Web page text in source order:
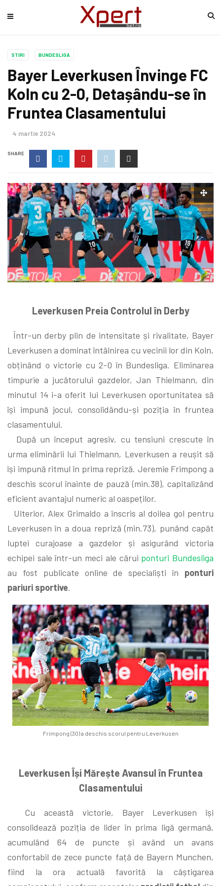
STIRI BUNDESLIGA
Bayer Leverkusen Învinge FC
Koln cu 2-0, Detașându-se în
Fruntea Clasamentului
4 martie 2024
SHARE
Leverkusen Preia Controlul în Derby
Într-un derby plin de intensitate și rivalitate, Bayer
Leverkusen a dominat întâlnirea cu vecinii lor din Koln,
obținând o victorie cu 2-0 în Bundesliga. Eliminarea
timpurie a jucătorului gazdelor, Jan Thielmann, din
minutul 14 i-a oferit lui Leverkusen oportunitatea să
își impună jocul, consolidându-și poziția în fruntea
clasamentului.
După un început agresiv, cu tensiuni crescute în
urma eliminării lui Thielmann, Leverkusen a reușit să
își impună ritmul în prima repriză. Jeremie Frimpong a
deschis scorul înainte de pauză (min.38), capitalizând
eficient avantajul numeric al oaspeților.
Ulterior, Alex Grimaldo a înscris al doilea gol pentru
Leverkusen în a doua repriză (min.73), punând capăt
luptei curajoase a gazdelor și asigurând victoria
echipei sale într-un meci ale cărui ponturi Bundesliga
au fost publicate online de specialiști în ponturi
pariuri sportive.
Frimpong (30) a deschis scorul pentru Leverkusen
Leverkusen Își Mărește Avansul în Fruntea
Clasamentului
Cu această victorie, Bayer Leverkusen își
consolidează poziția de lider în prima ligă germană,
acumulând 64 de puncte și având un avans
confortabil de zece puncte față de Bayern Munchen,
fiind la ora actuală favorită la câștigarea